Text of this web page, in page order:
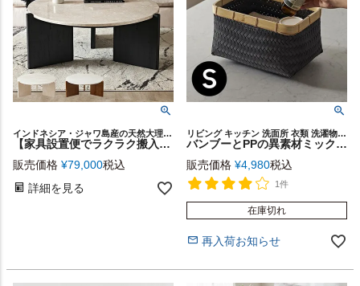
インドネシア・ジャワ島産の天然大理石とモンキーポッド（スワールウッド）を贅沢に使用、洗練されたデザインの丸いローテーブル
【家具設置便でラクラク搬入】直径約90cm天然大理石の丸いローテーブル（セレスティアルマーブル）[14245]
販売価格 ¥79,000税込
詳細を見る
リビング キッチン 洗面所 衣類 洗濯物 おもちゃ バッグ 入れ 店舗 レストラン カフェ シンプルモダン モダン リゾートインテリア カゴ 籠 バス トイレ 異素材 バイカラー ハンドメイド
バンブーとPPの異素材ミックスが個性的なレクタングルバスケット Sサイズ 約W30×D20×H18cm [s-14065]
販売価格 ¥4,980税込
1件
在庫切れ
再入荷お知らせ